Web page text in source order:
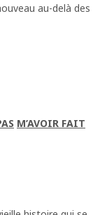
au-delà des
M’AVOIR FAIT